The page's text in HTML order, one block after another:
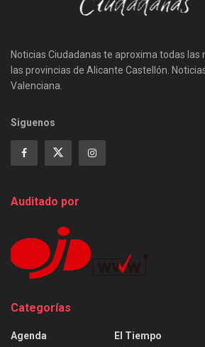
Noticias Ciudadanas te aproxima todas las
las provincias de Alicante Castellón.
Valenciana.
Siguenos
Auditado por
Categorías
Agenda
El Tiempo